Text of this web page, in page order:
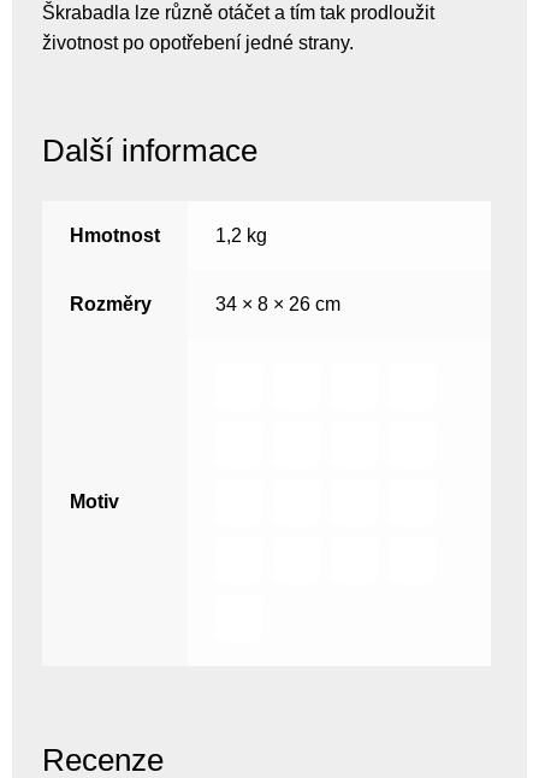
Škrabadla lze různě otáčet a tím tak prodloužit
životnost po opotřebení jedné strany.
Další informace
Hmotnost 1,2 kg
Rozměry 34 × 8 × 26 cm
Motiv
Recenze